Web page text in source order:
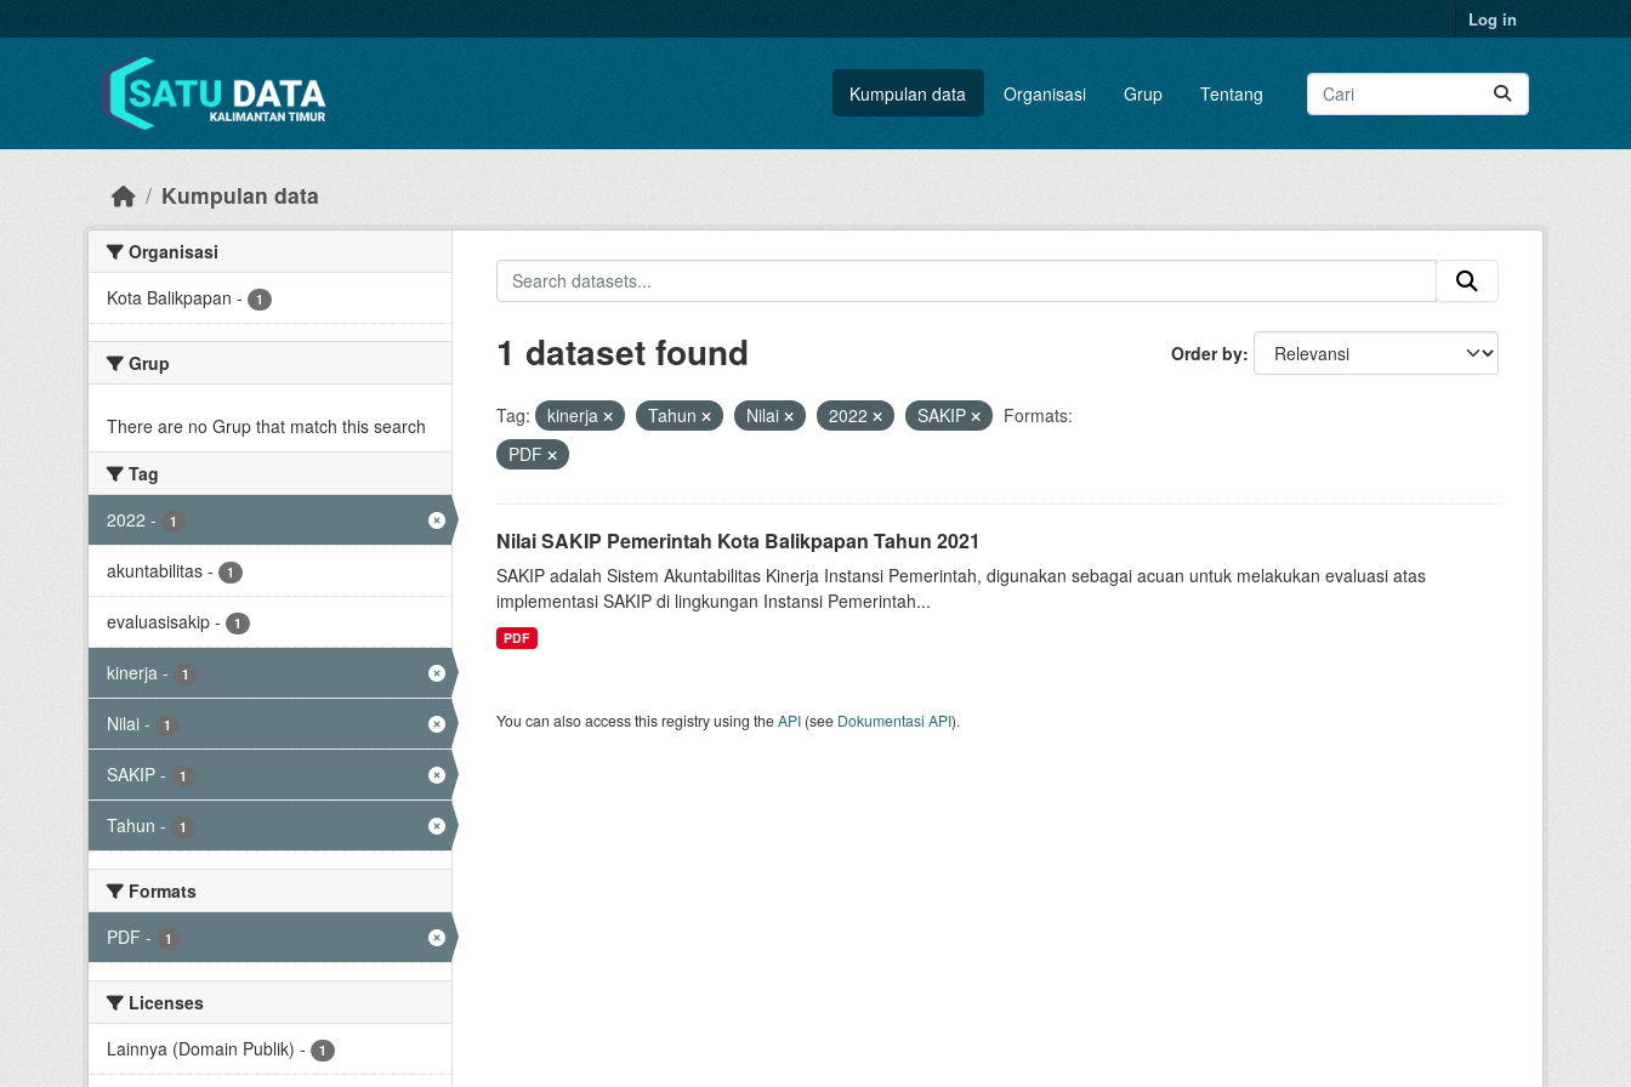
Log in
Kumpulan data Organisasi Grup Tentang
Kumpulan data
Organisasi
Kota Balikpapan - 1
Grup
There are no Grup that match this search
Tag
2022 - 1
akuntabilitas - 1
evaluasisakip - 1
kinerja - 1
Nilai - 1
SAKIP - 1
Tahun - 1
Formats
PDF - 1
Licenses
Lainnya (Domain Publik) - 1
Order by
1 dataset found
Tag: kinerja Tahun Nilai 2022 SAKIP
Formats:
PDF
Nilai SAKIP Pemerintah Kota Balikpapan Tahun 2021
SAKIP adalah Sistem Akuntabilitas Kinerja Instansi Pemerintah, digunakan sebagai acuan untuk melakukan evaluasi atas
implementasi SAKIP di lingkungan Instansi Pemerintah...
PDF
You can also access this registry using theAPI(see Dokumentasi API).